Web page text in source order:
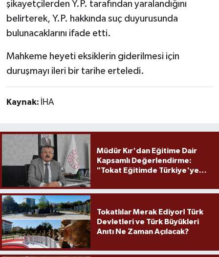
şikayetçilerden Y.P. tarafından yaralandığını
belirterek, Y.P. hakkında suç duyurusunda
bulunacaklarını ifade etti.
Mahkeme heyeti eksiklerin giderilmesi için
duruşmayı ileri bir tarihe erteledi.
Kaynak: İHA
Müdür Kır'dan Eğitime Dair
Kapsamlı Değerlendirme:
"Tokat Eğitimde Türkiye'ye
Tokatlılar Merak Ediyor! Türk
Devletleri ve Türk Büyükleri
Anıtı Ne Zaman Açılacak?